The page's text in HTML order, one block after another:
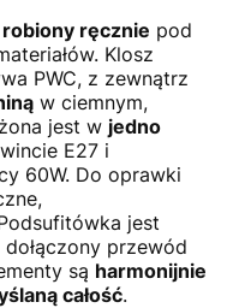
robiony ręcznie pod
Klosz
PWC, z zewnątrz
w ciemnym,
jest w jedno
E27 i
60W. Do oprawki
jest
przewód
są harmonijnie
całość.